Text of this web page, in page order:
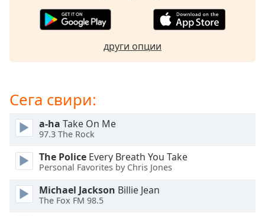
subtitles
subtitles
subtitles
selected
Audio
Track
in-
Picture
други опции
Сега свири:
a-ha Take On Me
97.3 The Rock
The Police Every Breath You Take
Personal Favorites by Chris Jones
Michael Jackson Billie Jean
The Fox FM 98.5